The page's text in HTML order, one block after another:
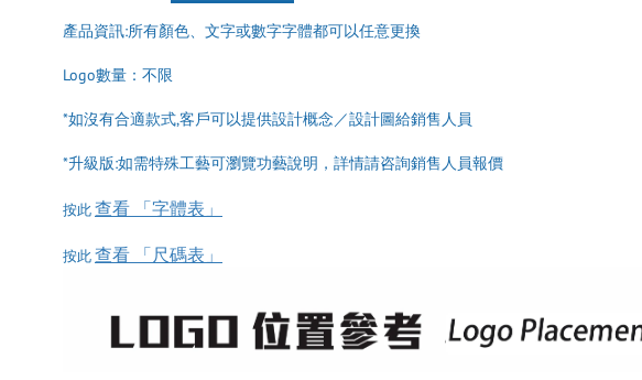
產品資訊:所有顏色、文字或數字字體都可以任意更換
Logo數量：不限
*如沒有合適款式,客戶可以提供設計概念／設計圖給銷售人員
*升級版:如需特殊工藝可瀏覽功藝說明，詳情請咨詢銷售人員報價
按此查看 「字體表」
按此查看 「尺碼表」